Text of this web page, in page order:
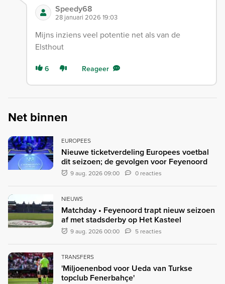
Speedy68
28 januari 2026 19:03
Mijns inziens veel potentie net als van de
Elsthout
6 Reageer
Net binnen
EUROPEES
Nieuwe ticketverdeling Europees voetbal
dit seizoen; de gevolgen voor Feyenoord
9 aug. 2026 09:00 0 reacties
NIEUWS
Matchday • Feyenoord trapt nieuw seizoen
af met stadsderby op Het Kasteel
9 aug. 2026 00:00 5 reacties
TRANSFERS
'Miljoenenbod voor Ueda van Turkse
topclub Fenerbahçe'